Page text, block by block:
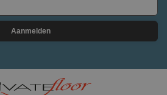
Aanmelden